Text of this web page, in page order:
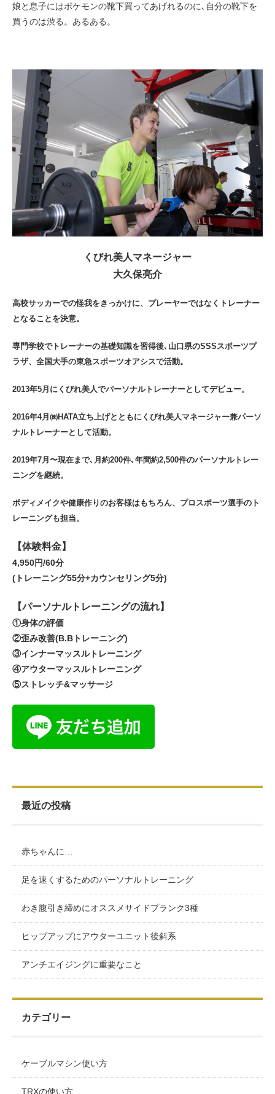
娘と息子にはポケモンの靴下買ってあげれるのに､自分の靴下を
買うのは渋る。あるある。
くびれ美人マネージャー
大久保亮介
高校サッカーでの怪我をきっかけに、プレーヤーではなくトレーナー
となることを決意。
専門学校でトレーナーの基礎知識を習得後､山口県のSSSスポーツプ
ラザ、全国大手の東急スポーツオアシスで活動。
2013年5月にくびれ美人でパーソナルトレーナーとしてデビュー。
2016年4月㈱HATA立ち上げとともにくびれ美人マネージャー兼パーソ
ナルトレーナーとして活動。
2019年7月〜現在まで､月約200件､年間約2,500件のパーソナルトレー
ニングを継続。
ボディメイクや健康作りのお客様はもちろん、プロスポーツ選手のト
レーニングも担当。
【体験料金】
4,950円/60分
(トレーニング55分+カウンセリング5分)
【パーソナルトレーニングの流れ】
①身体の評価
②歪み改善(B.Bトレーニング)
③インナーマッスルトレーニング
④アウターマッスルトレーニング
⑤ストレッチ&マッサージ
最近の投稿
赤ちゃんに…
足を速くするためのパーソナルトレーニング
わき腹引き締めにオススメサイドプランク3種
ヒップアップにアウターユニット後斜系
アンチエイジングに重要なこと
カテゴリー
ケーブルマシン使い方
TRXの使い方